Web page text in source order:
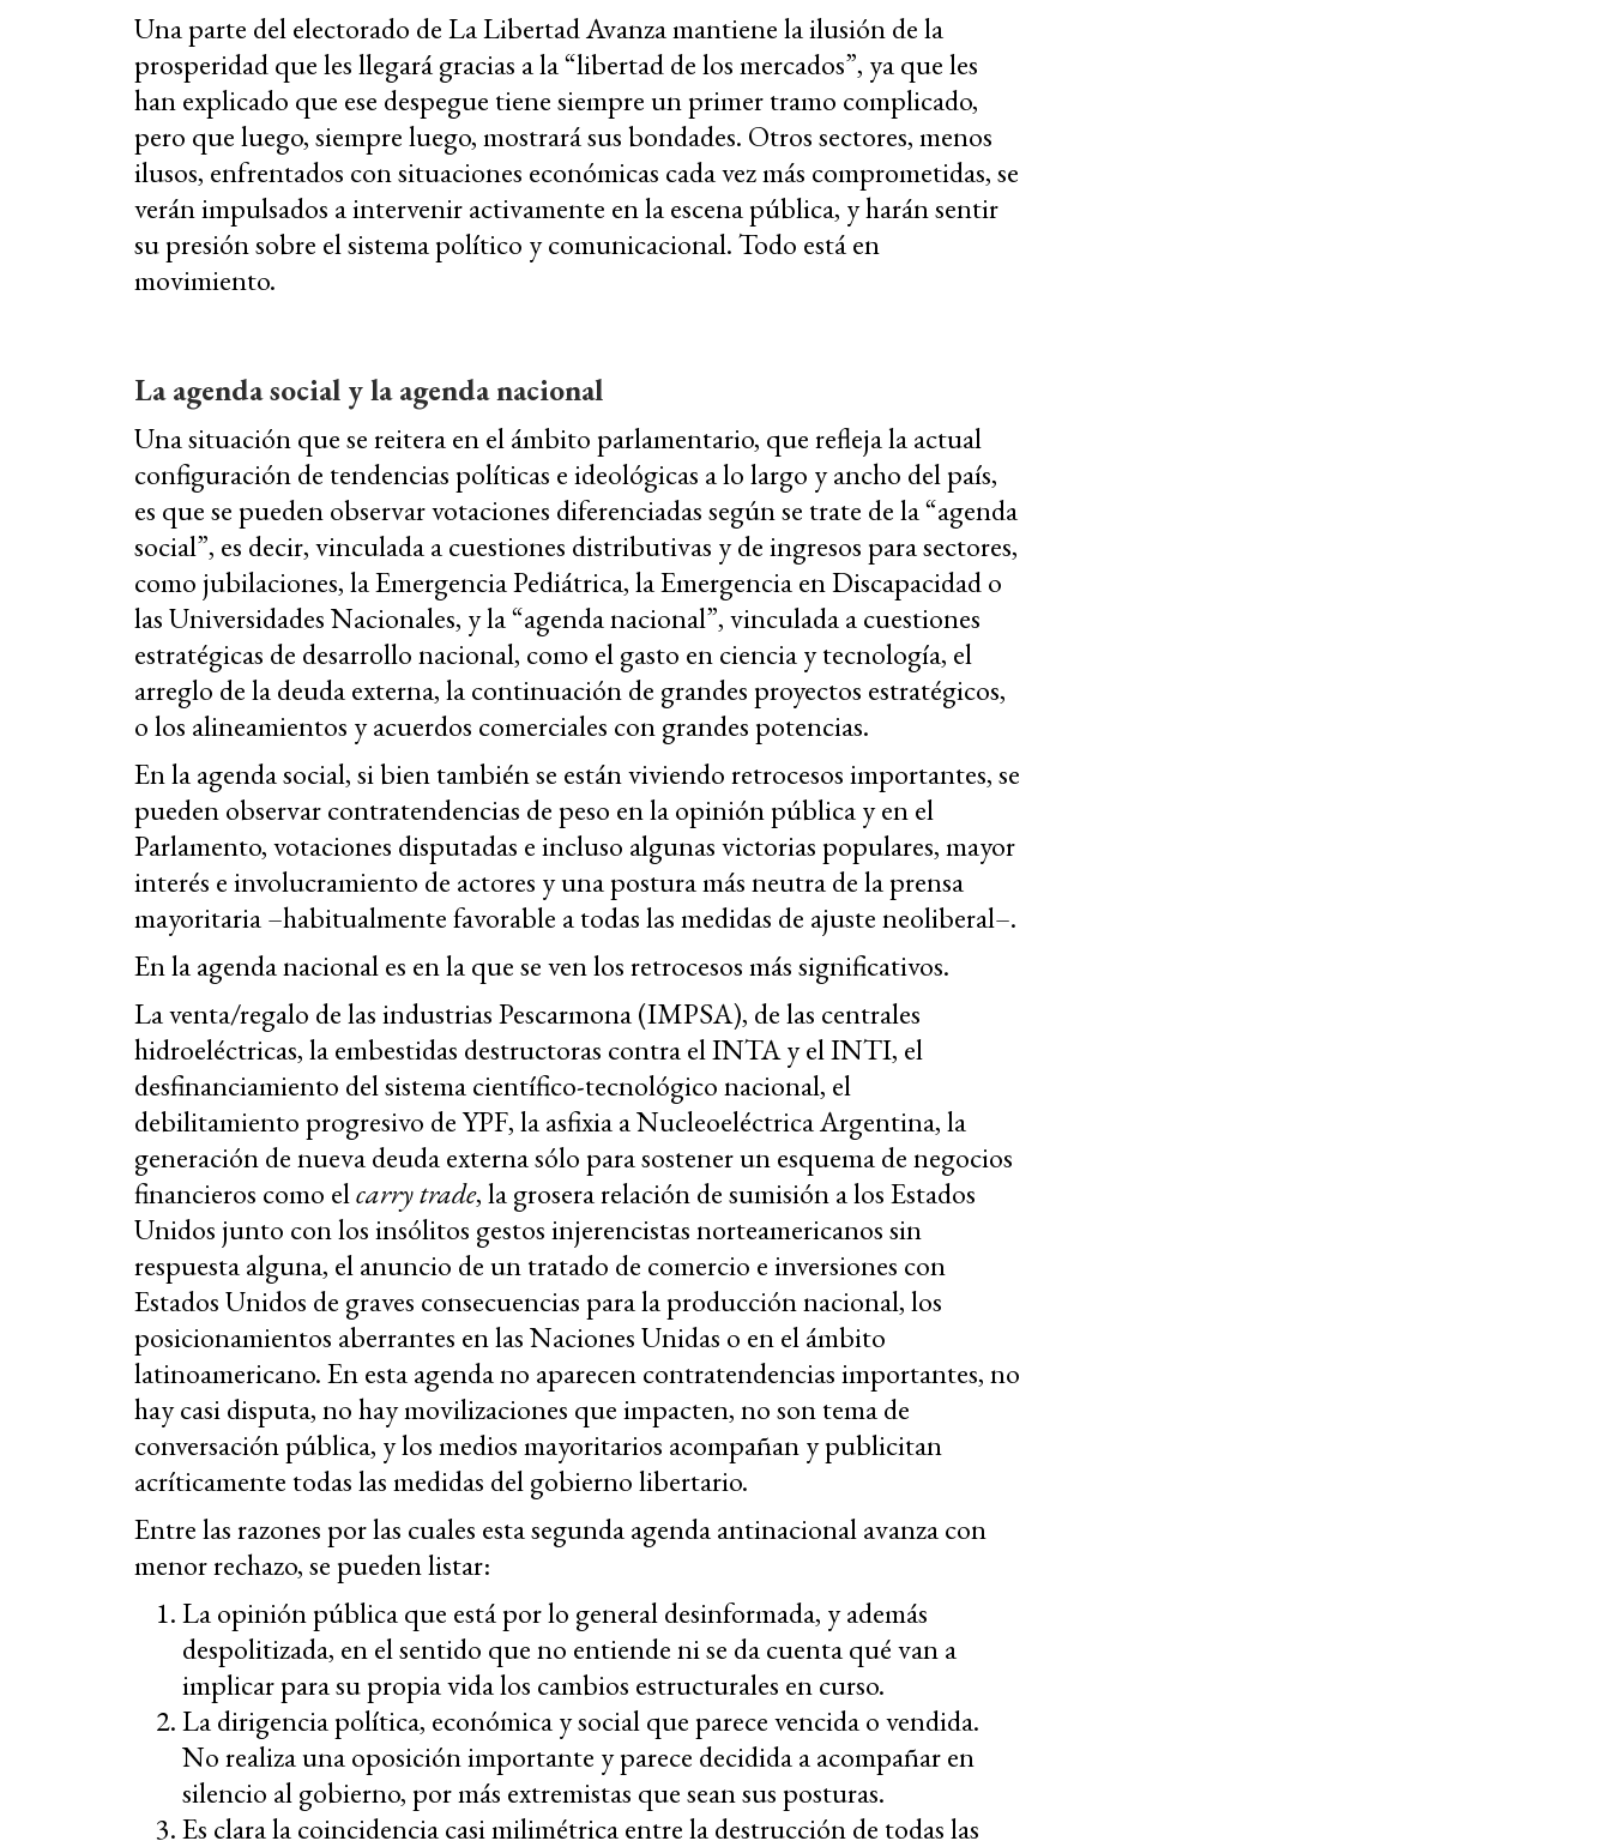
Una parte del electorado de La Libertad Avanza mantiene la ilusión de la
prosperidad que les llegará gracias a la “libertad de los mercados”, ya que les
han explicado que ese despegue tiene siempre un primer tramo complicado,
pero que luego, siempre luego, mostrará sus bondades. Otros sectores, menos
ilusos, enfrentados con situaciones económicas cada vez más comprometidas, se
verán impulsados a intervenir activamente en la escena pública, y harán sentir
su presión sobre el sistema político y comunicacional. Todo está en
movimiento.
La agenda social y la agenda nacional
Una situación que se reitera en el ámbito parlamentario, que refleja la actual
configuración de tendencias políticas e ideológicas a lo largo y ancho del país,
es que se pueden observar votaciones diferenciadas según se trate de la “agenda
social”, es decir, vinculada a cuestiones distributivas y de ingresos para sectores,
como jubilaciones, la Emergencia Pediátrica, la Emergencia en Discapacidad o
las Universidades Nacionales, y la “agenda nacional”, vinculada a cuestiones
estratégicas de desarrollo nacional, como el gasto en ciencia y tecnología, el
arreglo de la deuda externa, la continuación de grandes proyectos estratégicos,
o los alineamientos y acuerdos comerciales con grandes potencias.
En la agenda social, si bien también se están viviendo retrocesos importantes, se
pueden observar contratendencias de peso en la opinión pública y en el
Parlamento, votaciones disputadas e incluso algunas victorias populares, mayor
interés e involucramiento de actores y una postura más neutra de la prensa
mayoritaria –habitualmente favorable a todas las medidas de ajuste neoliberal–.
En la agenda nacional es en la que se ven los retrocesos más significativos.
La venta/regalo de las industrias Pescarmona (IMPSA), de las centrales
hidroeléctricas, la embestidas destructoras contra el INTA y el INTI, el
desfinanciamiento del sistema científico-tecnológico nacional, el
debilitamiento progresivo de YPF, la asfixia a Nucleoeléctrica Argentina, la
generación de nueva deuda externa sólo para sostener un esquema de negocios
financieros como elcarry trade, la grosera relación de sumisión a los Estados
Unidos junto con los insólitos gestos injerencistas norteamericanos sin
respuesta alguna, el anuncio de un tratado de comercio e inversiones con
Estados Unidos de graves consecuencias para la producción nacional, los
posicionamientos aberrantes en las Naciones Unidas o en el ámbito
latinoamericano. En esta agenda no aparecen contratendencias importantes, no
hay casi disputa, no hay movilizaciones que impacten, no son tema de
conversación pública, y los medios mayoritarios acompañan y publicitan
acríticamente todas las medidas del gobierno libertario.
Entre las razones por las cuales esta segunda agenda antinacional avanza con
menor rechazo, se pueden listar:
La opinión pública que está por lo general desinformada, y además
despolitizada, en el sentido que no entiende ni se da cuenta qué van a
implicar para su propia vida los cambios estructurales en curso.
La dirigencia política, económica y social que parece vencida o vendida.
No realiza una oposición importante y parece decidida a acompañar en
silencio al gobierno, por más extremistas que sean sus posturas.
Es clara la coincidencia casi milimétrica entre la destrucción de todas las